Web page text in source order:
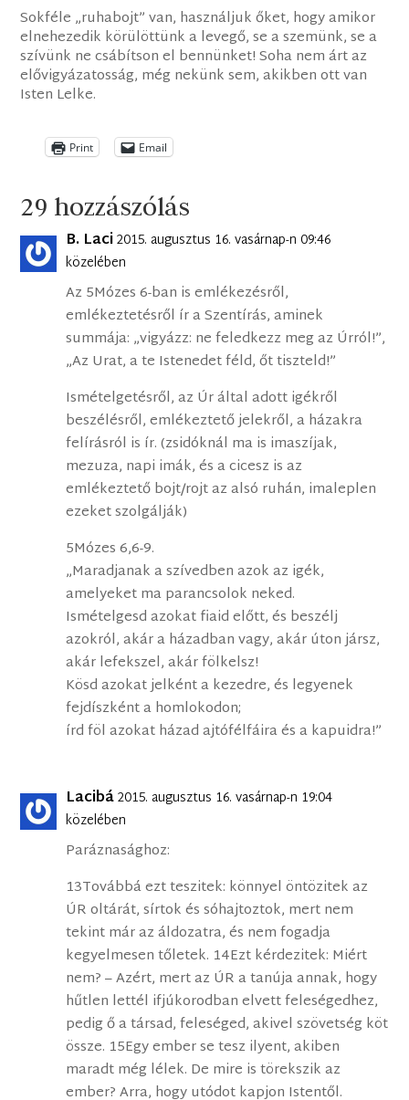
Sokféle „ruhabojt” van, használjuk őket, hogy amikor
elnehezedik körülöttünk a levegő, se a szemünk, se a
szívünk ne csábítson el bennünket! Soha nem árt az
elővigyázatosság, még nekünk sem, akikben ott van
Isten Lelke.
Print Email
29 hozzászólás
B. Laci2015. augusztus 16. vasárnap-n 09:46
közelében
Az 5Mózes 6-ban is emlékezésről,
emlékeztetésről ír a Szentírás, aminek
summája: „vigyázz: ne feledkezz meg az Úrról!”,
„Az Urat, a te Istenedet féld, őt tiszteld!”
Ismételgetésről, az Úr által adott igékről
beszélésről, emlékeztető jelekről, a házakra
felírásról is ír. (zsidóknál ma is imaszíjak,
mezuza, napi imák, és a cicesz is az
emlékeztető bojt/rojt az alsó ruhán, imaleplen
ezeket szolgálják)
5Mózes 6,6-9.
„Maradjanak a szívedben azok az igék,
amelyeket ma parancsolok neked.
Ismételgesd azokat fiaid előtt, és beszélj
azokról, akár a házadban vagy, akár úton jársz,
akár lefekszel, akár fölkelsz!
Kösd azokat jelként a kezedre, és legyenek
fejdíszként a homlokodon;
írd föl azokat házad ajtófélfáira és a kapuidra!”
Lacibá2015. augusztus 16. vasárnap-n 19:04
közelében
Paráznasághoz:
13Továbbá ezt teszitek: könnyel öntözitek az
ÚR oltárát, sírtok és sóhajtoztok, mert nem
tekint már az áldozatra, és nem fogadja
kegyelmesen tőletek. 14Ezt kérdezitek: Miért
nem? – Azért, mert az ÚR a tanúja annak, hogy
hűtlen lettél ifjúkorodban elvett feleségedhez,
pedig ő a társad, feleséged, akivel szövetség köt
össze. 15Egy ember se tesz ilyent, akiben
maradt még lélek. De mire is törekszik az
ember? Arra, hogy utódot kapjon Istentől.